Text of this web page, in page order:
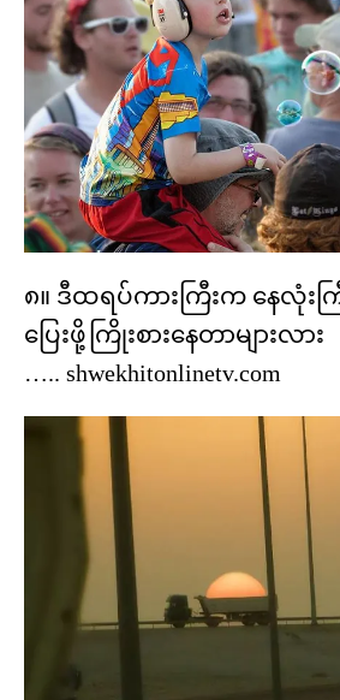
၈။ ဒီထရပ်ကားကြီးက နေလုံး
ပြေးဖို့ကြိုးစားနေတာများလား
….. shwekhitonlinetv.com